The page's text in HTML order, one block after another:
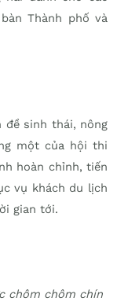
Thành phố và
đề sinh thái, nông
một của hội thi
hoàn chỉnh, tiến
vụ khách du lịch
gian tới.
chôm chôm chín